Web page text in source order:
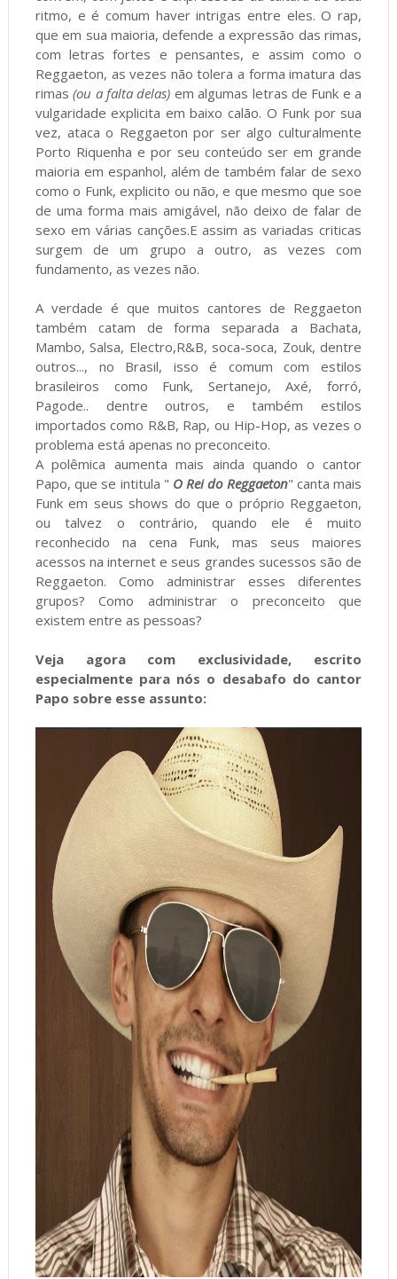
ritmo, e é comum haver intrigas entre eles. O rap,
que em sua maioria, defende a expressão das rimas,
com letras fortes e pensantes, e assim como o
Reggaeton, as vezes não tolera a forma imatura das
rimas(ou a falta delas) em algumas letras de Funk e a
vulgaridade explicita em baixo calão. O Funk por sua
vez, ataca o Reggaeton por ser algo culturalmente
Porto Riquenha e por seu conteúdo ser em grande
maioria em espanhol, além de também falar de sexo
como o Funk, explicito ou não, e que mesmo que soe
de uma forma mais amigável, não deixo de falar de
sexo em várias canções.E assim as variadas criticas
surgem de um grupo a outro, as vezes com
fundamento, as vezes não.
A verdade é que muitos cantores de Reggaeton
também catam de forma separada a Bachata,
Mambo, Salsa, Electro,R&B, soca-soca, Zouk, dentre
outros..., no Brasil, isso é comum com estilos
brasileiros como Funk, Sertanejo, Axé, forró,
Pagode.. dentre outros, e também estilos
importados como R&B, Rap, ou Hip-Hop, as vezes o
problema está apenas no preconceito.
A polêmica aumenta mais ainda quando o cantor
Papo, que se intitula " O Rei do Reggaeton" canta mais
Funk em seus shows do que o próprio Reggaeton,
ou talvez o contrário, quando ele é muito
reconhecido na cena Funk, mas seus maiores
acessos na internet e seus grandes sucessos são de
Reggaeton. Como administrar esses diferentes
grupos? Como administrar o preconceito que
existem entre as pessoas?
Veja agora com exclusividade, escrito
especialmente para nós o desabafo do cantor
Papo sobre esse assunto: